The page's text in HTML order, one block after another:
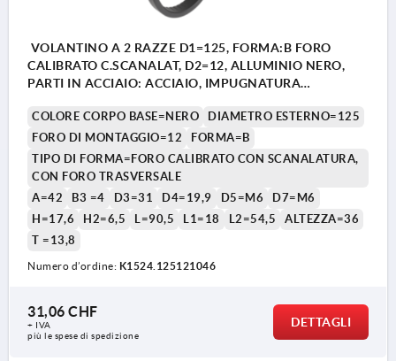
1) Posizione del foro trasversale sfalsata di 90° rispetto
alla cava per linguetta i aggiustamento
VOLANTINO A 2 RAZZE D1=125, FORMA:B FORO
CALIBRATO C.SCANALAT, D2=12, ALLUMINIO NERO,
PARTI IN ACCIAIO: ACCIAIO, IMPUGNATURA
COLORE CORPO BASE=NERO
DIAMETRO ESTERNO=125
FORO DI MONTAGGIO=12
FORMA=B
TIPO DI FORMA=FORO CALIBRATO CON SCANALATURA,
CON FORO TRASVERSALE
A=42
B3 =4 D3=31 D4=19,9 D5=M6
D7=M6
H=17,6
H2=6,5 L=90,5 L1=18 L2=54,5
ALTEZZA=36
T =13,8
Numero d’ordine: K1524.125121046
31,06 CHF
+ IVA
più le spese di spedizione
DETTAGLI